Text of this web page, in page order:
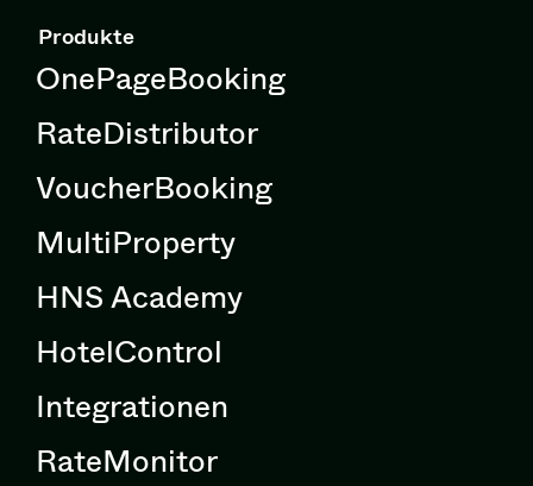
Produkte
OnePageBooking
RateDistributor
VoucherBooking
MultiProperty
HNS Academy
HotelControl
Integrationen
RateMonitor